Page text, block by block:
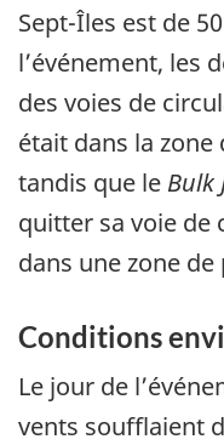
Sept-Îles est de
l’événement, les
des voies de
était dans la
tandis que le Bulk
quitter sa voie de
dans une zone
Conditions
Le jour de
vents soufflaient